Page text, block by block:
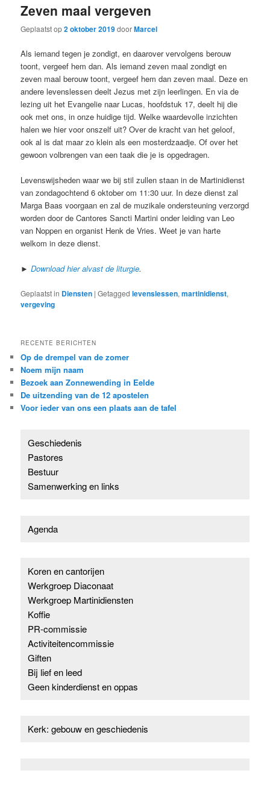
Zeven maal vergeven
Geplaatst op2 oktober 2019doorMarcel
Als iemand tegen je zondigt, en daarover vervolgens berouw
toont, vergeef hem dan. Als iemand zeven maal zondigt en
zeven maal berouw toont, vergeef hem dan zeven maal. Deze en
andere levenslessen deelt Jezus met zijn leerlingen. En via de
lezing uit het Evangelie naar Lucas, hoofdstuk 17, deelt hij die
ook met ons, in onze huidige tijd. Welke waardevolle inzichten
halen we hier voor onszelf uit? Over de kracht van het geloof,
ook al is dat maar zo klein als een mosterdzaadje. Of over het
gewoon volbrengen van een taak die je is opgedragen.
Levenswijsheden waar we bij stil zullen staan in de Martinidienst
van zondagochtend 6 oktober om 11:30 uur. In deze dienst zal
Marga Baas voorgaan en zal de muzikale ondersteuning verzorgd
worden door de Cantores Sancti Martini onder leiding van Leo
van Noppen en organist Henk de Vries. Weet je van harte
welkom in deze dienst.
►Download hier alvast de liturgie.
Geplaatst in Diensten |Getagged levenslessen,martinidienst,
vergeving
RECENTE BERICHTEN
Op de drempel van de zomer
Noem mijn naam
Bezoek aan Zonnewending in Eelde
De uitzending van de 12 apostelen
Voor ieder van ons een plaats aan de tafel
Geschiedenis
Pastores
Bestuur
Samenwerking en links
Agenda
Koren en cantorijen
Werkgroep Diaconaat
Werkgroep Martinidiensten
Koffie
PR-commissie
Activiteitencommissie
Giften
Bij lief en leed
Geen kinderdienst en oppas
Kerk: gebouw en geschiedenis